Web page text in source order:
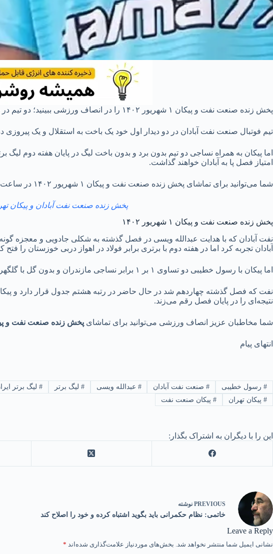
پخش زنده صنعت نفت و پیکان ۱ شهریور ۱۴۰۲ را در انصاف ورزشی ببینید؛ دو تیم در هفته سوم لیگ برتر فوتبال از ساعت ۲۱:۰۰ در آبادان به مصاف هم می‌روند.
تیم فوتبال صنعت نفت آبادان در دو دیدار اول خود یک باخت به استقلال و یک پیروزی
امتیاز فصل پا به آبادان خواهند گذاشت.
شما‌ می‌توانید برای تماشای پخش زنده صنعت نفت و پیکان ۱ شهریور ۱۴۰۲ در ساعت شروع مسابقه یعنی ۲۱:۰۰
پخش زنده صنعت نفت آبادان و پیکان تهران ۱ شهریور ۱۴۰۲ | هفته سوم لیگ برتر ایران
پخش زنده صنعت نفت و پیکان ۱ شهریور ۱۴۰۲
نفت آبادان که با هدایت عبدالله ویسی در فصل گذشته به شکلی جادویی و معجزه
آبادان تجربه کرد اما در هفته دوم با برتری برابر فولاد در اهواز دربی خوزستان را
اما پیکان با رسول خطیبی دو تساوی ۱ بر ۱ برابر نساجی مازندران و بدون گل با گلگهر سیرجان را تجربه کرده و در کنار نساجی دو تیم بدون باخت و برد لیگ محسوب می‌شوند.
نفت که فصل گذشته چهاردهم شد در حال حاضر در رتبه هشتم جدول قرار دارد و
نتیجه‌ای را در پایان فصل رقم می‌زند.
شما مخاطبان عزیز انصاف ورزشی می‌توانید برای تماشای پخش زنده صنعت نفت و پیکان ۱
انتهای پیام
#رسول خطیبی #صنعت نفت آبادان # عبدالله ویسی # لیگ برتر # لیگ برتر
#پیکان تهران #پیکان صنعت نفت
این را با دیگران به اشتراک بگذار:
PREVIOUS نوشته
خاتمی: نظام حکمرانی باید بگوید اشتباه کرده و خود را اصلاح کند
Leave a Reply
نشانی ایمیل شما منتشر نخواهد شد. بخش‌های موردنیاز علامت‌گذاری شده‌اند *